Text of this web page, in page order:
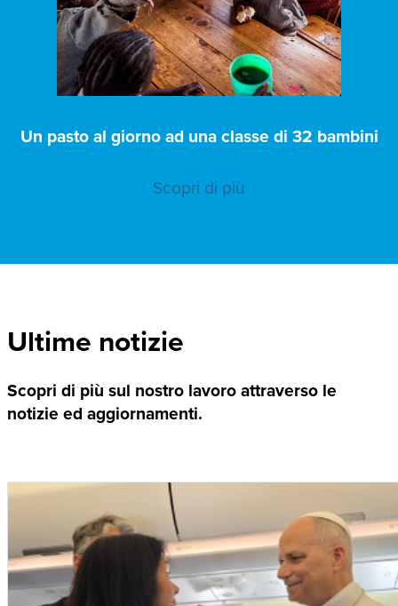
Un pasto al giorno ad una classe di 32 bambini
Scopri di più
Ultime notizie
Scopri di più sul nostro lavoro attraverso le
notizie ed aggiornamenti.